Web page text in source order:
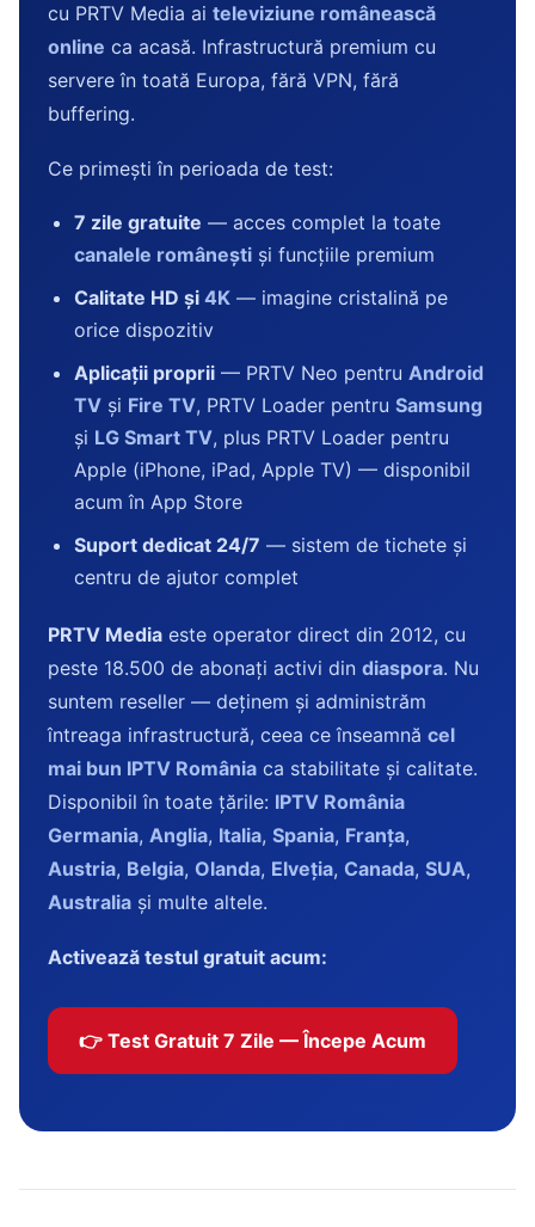
cu PRTV Media ai televiziune românească
online ca acasă. Infrastructură premium cu
servere în toată Europa, fără VPN, fără
buffering.
Ce primești în perioada de test:
7 zile gratuite — acces complet la toate
canalele românești și funcțiile premium
Calitate HD și 4K — imagine cristalină pe
orice dispozitiv
Aplicații proprii — PRTV Neo pentru Android
TV și Fire TV, PRTV Loader pentru Samsung
și LG Smart TV, plus PRTV Loader pentru
Apple (iPhone, iPad, Apple TV) — disponibil
acum în App Store
Suport dedicat 24/7 — sistem de tichete și
centru de ajutor complet
PRTV Media este operator direct din 2012, cu
peste 18.500 de abonați activi din diaspora. Nu
suntem reseller — deținem și administrăm
întreaga infrastructură, ceea ce înseamnă cel
mai bun IPTV România ca stabilitate și calitate.
Disponibil în toate țările: IPTV România
Germania, Anglia, Italia, Spania, Franța,
Austria, Belgia, Olanda, Elveția, Canada, SUA,
Australia și multe altele.
Activează testul gratuit acum:
👉 Test Gratuit 7 Zile — Începe Acum